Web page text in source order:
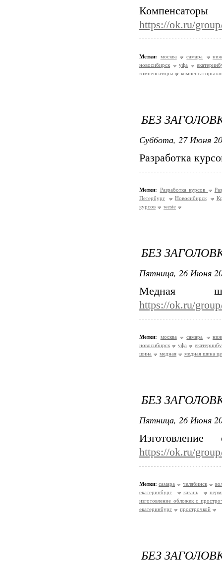
https://ok.ru/
Метки: москва самара
новосибирск
уфа
компенсаторы
компенсаторы
БЕЗ
Суббота, 27 Июня
Разработка
Метки: Разработка курсов
Петербург
Новосибирск
курсов
weste
БЕЗ
Пятница, 26 Июня
Медная
https://ok.ru/
Метки: москва самара
новосибирск
уфа
шина
медная медная шина
БЕЗ
Пятница, 26 Июня
https://ok.ru/
Метки: самара челябинск
екатеринбург
казань
изготовление обложек с
екатеринбург
прострочкой
БЕЗ